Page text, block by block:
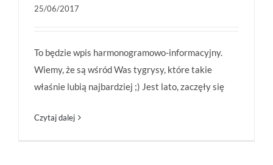
25/06/2017
To będzie wpis harmonogramowo-informacyjny.
Wiemy, że są wśród Was tygrysy, które takie
właśnie lubią najbardziej ;) Jest lato, zaczęły się
Czytaj dalej